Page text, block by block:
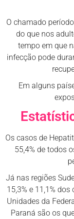
O chamado
do que nos
tempo em que
infecção pode
Em alguns
Os casos de
55,4% de todos
Já nas regiões
15,3% e 11,1%
Unidades da
Paraná são os